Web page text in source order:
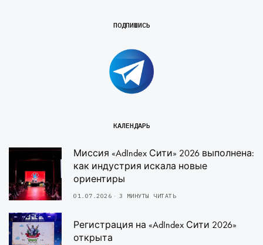
ПОДПИШИСЬ
КАЛЕНДАРЬ
Миссия «AdIndex Сити» 2026 выполнена:
как индустрия искала новые
ориентиры
01.07.2026 3 МИНУТЫ ЧИТАТЬ
Регистрация на «AdIndex Сити 2026»
открыта